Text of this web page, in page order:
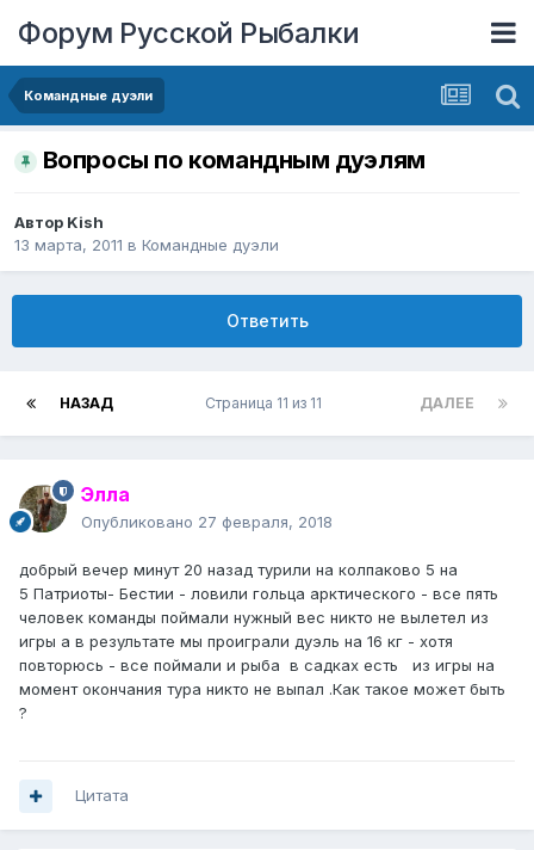
Форум Русской Рыбалки
Командные дуэли
Вопросы по командным дуэлям
Автор Kish
13 марта, 2011 в Командные дуэли
Ответить
НАЗАД ДАЛЕЕ
Страница 11 из 11
Элла
Опубликовано 27 февраля, 2018
добрый вечер минут 20 назад турили на колпаково 5 на
5 Патриоты- Бестии - ловили гольца арктического - все пять
человек команды поймали нужный вес никто не вылетел из
игры а в результате мы проиграли дуэль на 16 кг - хотя
повторюсь - все поймали и рыба в садках есть из игры на
момент окончания тура никто не выпал .Как такое может быть
?
Цитата